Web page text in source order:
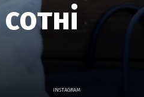
INSTAGRAM